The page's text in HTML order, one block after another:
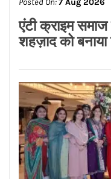
Posted On:7 Aug 2026
एंटी क्राइम
शहज़ाद को बनाया